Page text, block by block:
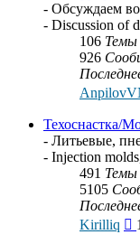
- Обсуждаем
- Discussion of
106 Темы
926
Техоснастка/
- Литьевые,
- Injection
491 Темы
5105
Kirilliq